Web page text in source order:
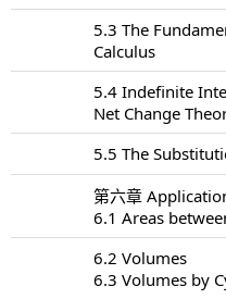
5.3 The
Calculus
5.4 Indefinite
Net Change
5.5 The
第六章
6.1 Areas
6.2 Volumes
6.3 Volumes by